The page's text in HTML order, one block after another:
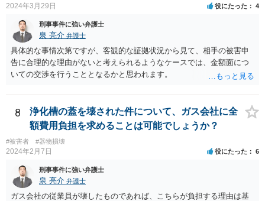
2024年3月29日 役にたった 4
刑事事件に強い弁護士
泉 亮介 弁護士
具体的な事情次第ですが、客観的な証拠状況から見て、相手の被害申
告に合理的な理由がないと考えられるようなケースでは、金額面につ
いての交渉を行うこととなるかと思われます。
8
浄化槽の蓋を壊された件について、ガス会社に全
額費用負担を求めることは可能でしょうか？
#被害者 #器物損壊
2024年2月7日 役にたった 6
刑事事件に強い弁護士
泉 亮介 弁護士
ガス会社の従業員が壊したものであれば、こちらが負担する理由は基